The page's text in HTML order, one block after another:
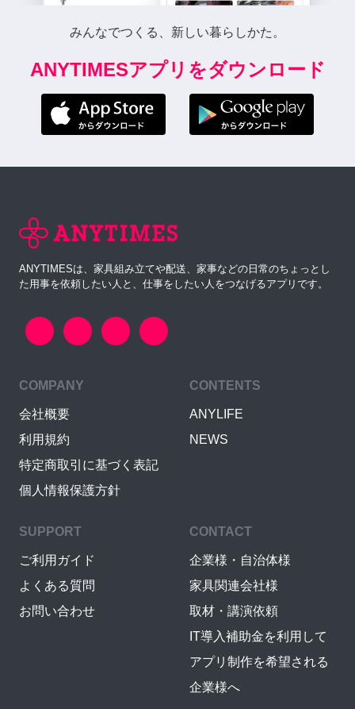
みんなでつくる、新しい暮らしかた。
ANYTIMESアプリをダウンロード
ANYTIMESは、家具組み立てや配送、家事などの日常のちょっとし
た用事を依頼したい人と、仕事をしたい人をつなげるアプリです。
COMPANY
会社概要
利用規約
特定商取引に基づく表記
個人情報保護方針
CONTENTS
ANYLIFE
NEWS
SUPPORT
ご利用ガイド
よくある質問
お問い合わせ
CONTACT
企業様・自治体様
家具関連会社様
取材・講演依頼
IT導入補助金を利用して
アプリ制作を希望される
企業様へ